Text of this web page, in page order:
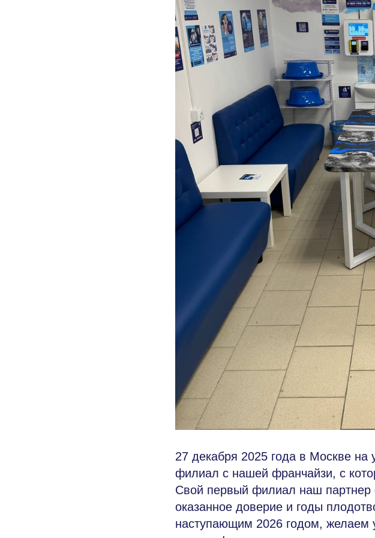
27 декабря 2025 года в Москве
филиал с нашей франчайзи, с
Свой первый филиал наш партнер
оказанное доверие и годы
наступающим 2026 годом, желаем